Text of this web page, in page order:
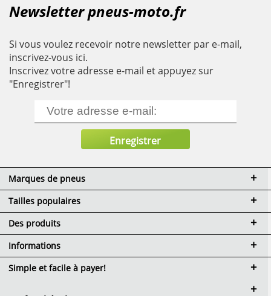
Newsletter pneus-moto.fr
Si vous voulez recevoir notre newsletter par e-mail,
inscrivez-vous ici.
Inscrivez votre adresse e-mail et appuyez sur
"Enregistrer"!
Marques de pneus
Tailles populaires
Des produits
Informations
Simple et facile à payer!